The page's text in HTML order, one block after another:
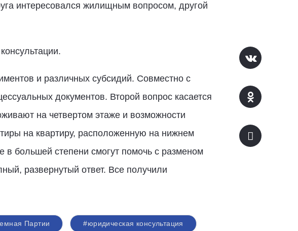
интересовался жилищным вопросом, другой
и различных субсидий. Совместно с
документов. Второй вопрос касается
на четвертом этаже и возможности
на квартиру, расположенную на нижнем
большей степени смогут помочь с разменом
развернутый ответ. Все получили
Партии #юридическая консультация